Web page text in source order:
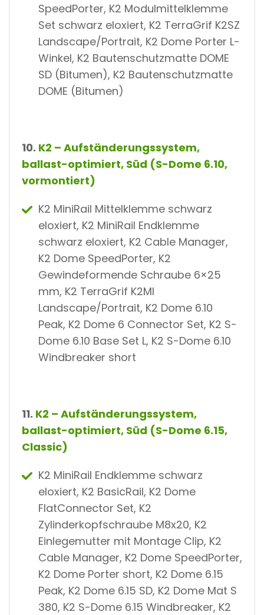
SpeedPorter, K2 Modulmittelklemme
Set schwarz eloxiert, K2 TerraGrif K2SZ
Landscape/Portrait, K2 Dome Porter L-
Winkel, K2 Bautenschutzmatte DOME
SD (Bitumen), K2 Bautenschutzmatte
DOME (Bitumen)
10. K2 – Aufständerungssystem,
ballast-optimiert, Süd (S-Dome 6.10,
vormontiert)
K2 MiniRail Mittelklemme schwarz
eloxiert, K2 MiniRail Endklemme
schwarz eloxiert, K2 Cable Manager,
K2 Dome SpeedPorter, K2
Gewindeformende Schraube 6×25
mm, K2 TerraGrif K2MI
Landscape/Portrait, K2 Dome 6.10
Peak, K2 Dome 6 Connector Set, K2 S-
Dome 6.10 Base Set L, K2 S-Dome 6.10
Windbreaker short
11. K2 – Aufständerungssystem,
ballast-optimiert, Süd (S-Dome 6.15,
Classic)
K2 MiniRail Endklemme schwarz
eloxiert, K2 BasicRail, K2 Dome
FlatConnector Set, K2
Zylinderkopfschraube M8x20, K2
Einlegemutter mit Montage Clip, K2
Cable Manager, K2 Dome SpeedPorter,
K2 Dome Porter short, K2 Dome 6.15
Peak, K2 Dome 6.15 SD, K2 Dome Mat S
380, K2 S-Dome 6.15 Windbreaker, K2